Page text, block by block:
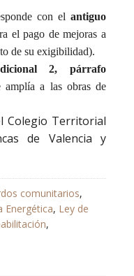
con elantiguo
el pago de mejoras a
de su exigibilidad).
2, párrafo
a las obras de
Colegio Territorial
de Valencia y
comunitarios,
Energética, Ley de
,